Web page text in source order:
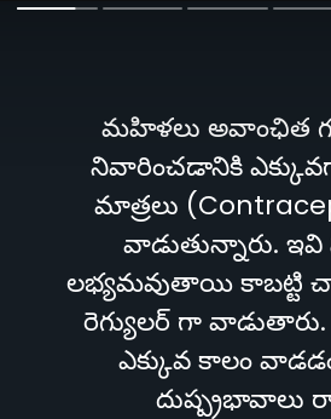
మహిళలు అవాంఛిత
నివారించడానికి
మాత్రలు
వాడుతున్నారు.
లభ్యమవుతాయి కాబట్టి
రెగ్యులర్ గా
ఎక్కువ కాలం
దుష్ప్రభావాలు